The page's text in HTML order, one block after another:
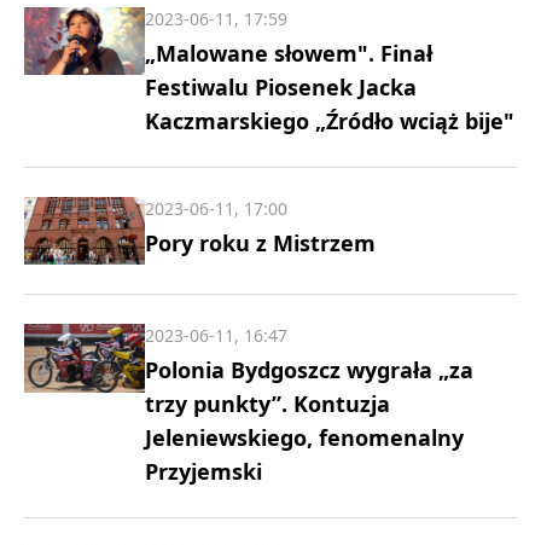
„Malowane słowem". Finał
Festiwalu Piosenek Jacka
Kaczmarskiego „Źródło wciąż bije"
2023-06-11, 17:59
Pory roku z Mistrzem
2023-06-11, 17:00
Polonia Bydgoszcz wygrała „za
trzy punkty”. Kontuzja
Jeleniewskiego, fenomenalny
Przyjemski
2023-06-11, 16:47